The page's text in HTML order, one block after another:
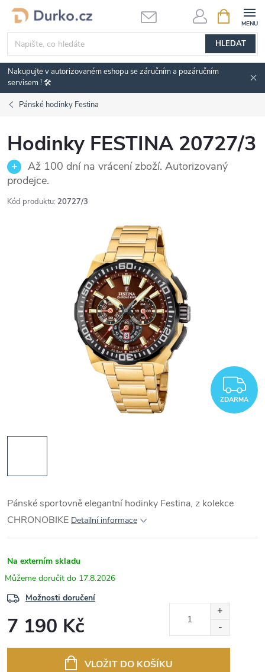
Přejít
obsah
HLEDAT
NÁKUPNÍ
KOŠÍK
Nakupujte v autorizovaném eshopu se záručním a pozáručním
servisem ! 🛠️
Pánské hodinky Festina
Hodinky FESTINA 20727/3
Až 100 dní na vrácení zboží. Autorizovaný
prodejce.
Kód produktu: 20727/3
ZDARMA
Pánské sportovně elegantní hodinky Festina, z kolekce
CHRONOBIKE Detailní informace
Na externím skladu
17.8.2026
Možnosti doručení
7 190 Kč
VLOŽIT DO KOŠÍKU